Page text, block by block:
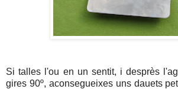
Si talles l'ou en un sentit, i desprès
gires 90º, aconsegueixes uns dauets